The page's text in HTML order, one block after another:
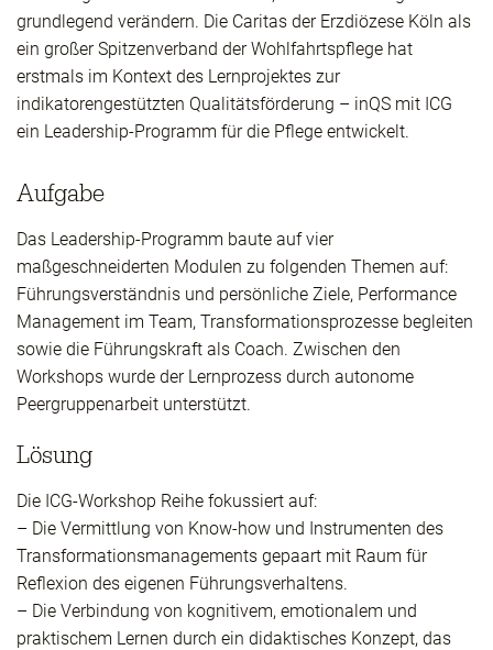
grundlegend verändern. Die Caritas der Erzdiözese Köln als
ein großer Spitzenverband der Wohlfahrtspflege hat
erstmals im Kontext des Lernprojektes zur
indikatorengestützten Qualitätsförderung – inQS mit ICG
ein Leadership-Programm für die Pflege entwickelt.
Aufgabe
Das Leadership-Programm baute auf vier
maßgeschneiderten Modulen zu folgenden Themen auf:
Führungsverständnis und persönliche Ziele, Performance
Management im Team, Transformationsprozesse begleiten
sowie die Führungskraft als Coach. Zwischen den
Workshops wurde der Lernprozess durch autonome
Peergruppenarbeit unterstützt.
Lösung
Die ICG-Workshop Reihe fokussiert auf:
– Die Vermittlung von Know-how und Instrumenten des
Transformationsmanagements gepaart mit Raum für
Reflexion des eigenen Führungsverhaltens.
– Die Verbindung von kognitivem, emotionalem und
praktischem Lernen durch ein didaktisches Konzept, das